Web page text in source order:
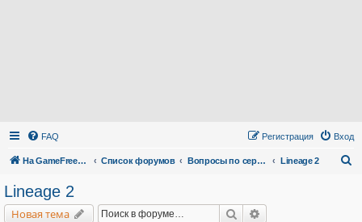
FAQ Вход
Регистрация
На GameFreedom.ru Список форумов Вопросы по сервису Lineage 2
Lineage 2
Новая тема Поиск